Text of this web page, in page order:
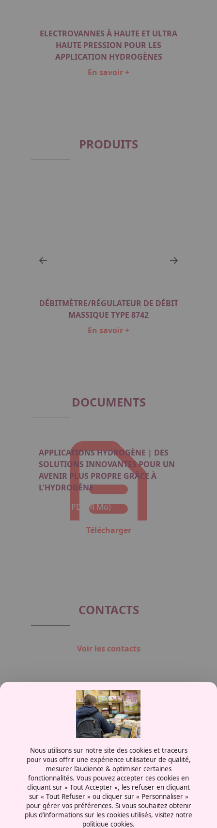
ELECTROVANNES À HAUTE ET ULTRA
HAUTE PRESSION POUR LES
APPLICATION HYDROGÈNES
En savoir +
PRODUITS
DÉBITMÈTRE/RÉGULATEUR DE DÉBIT
MASSIQUE TYPE 8742
En savoir +
DOCUMENTS
APPLICATIONS HYDROGÈNE | DES
SOLUTIONS INNOVANTES POUR UN
AVENIR PLUS PROPRE GRÂCE À
L'HYDROGÈNE
Format : PDF (4 Mo)
Télécharger
CONTACTS
Voir les contacts
0387556600
Rue de la Grange aux Bois
57070 - Metz
France
Nous utilisons sur notre site des cookies et traceurs
pour vous offrir une expérience utilisateur de qualité,
mesurer l’audience & optimiser certaines
fonctionnalités. Vous pouvez accepter ces cookies en
cliquant sur « Tout Accepter », les refuser en cliquant
sur « Tout Refuser » ou cliquer sur « Personnaliser »
pour gérer vos préférences. Si vous souhaitez obtenir
plus d’informations sur les cookies utilisés, visitez notre
politique cookies.